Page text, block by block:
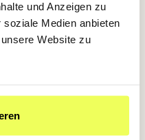
und Anzeigen zu
Medien anbieten
Website zu